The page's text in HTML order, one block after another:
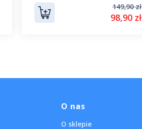
149,90 zł
98,90 zł
O nas
O sklepie